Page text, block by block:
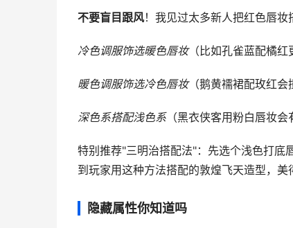
不要盲目跟风！我见过太多新人把红色唇妆
冷色调服饰选暖色唇妆（比如孔雀蓝配橘红
暖色调服饰选冷色唇妆（鹅黄襦裙配玫红会
深色系搭配浅色系（黑衣侠客用粉白唇妆会
特别推荐"三明治搭配法"：先选个浅色打底
到玩家用这种方法搭配的敦煌飞天造型，美
隐藏属性你知道吗